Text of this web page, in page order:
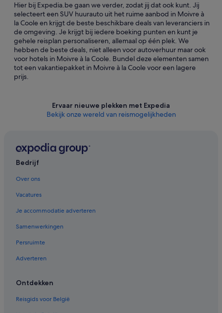
Hier bij Expedia.be gaan we verder, zodat jij dat ook kunt. Jij
selecteert een SUV huurauto uit het ruime aanbod in Moivre à
la Coole en krijgt de beste beschikbare deals van leveranciers in
de omgeving. Je krijgt bij iedere boeking punten en kunt je
gehele reisplan personaliseren, allemaal op één plek. We
hebben de beste deals, niet alleen voor autoverhuur maar ook
voor hotels in Moivre à la Coole. Bundel deze elementen samen
tot een vakantiepakket in Moivre à la Coole voor een lagere
prijs.
Ervaar nieuwe plekken met Expedia
Bekijk onze wereld van reismogelijkheden
Bedrijf
Over ons
Vacatures
Je accommodatie adverteren
Samenwerkingen
Persruimte
Adverteren
Ontdekken
Reisgids voor België